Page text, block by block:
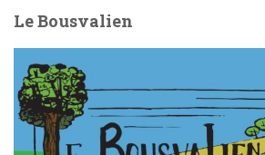
Le Bousvalien